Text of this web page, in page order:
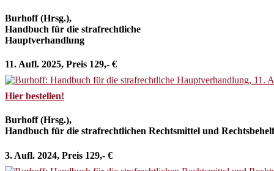
Burhoff (Hrsg.),
Handbuch für die strafrechtliche
Hauptverhandlung
11. Aufl. 2025, Preis 129,- €
Hier bestellen!
Burhoff (Hrsg.),
Handbuch für die strafrechtlichen Rechtsmittel und
3. Aufl. 2024, Preis 129,- €